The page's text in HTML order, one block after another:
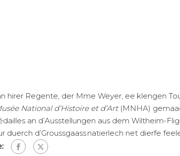
hirer Regente, der Mme Weyer, ee klengen
National d’Histoire et d’Art (MNHA)
an d’Ausstellungen aus dem Wiltheim-
d’Groussgaass natierlech net dierfe